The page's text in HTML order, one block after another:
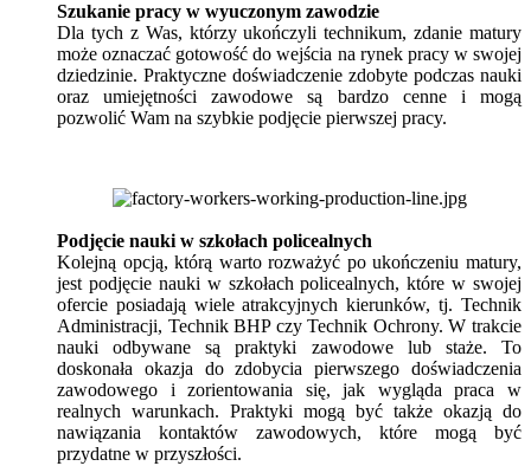
Szukanie pracy w wyuczonym zawodzie
Dla tych z Was, którzy ukończyli technikum, zdanie matury
może oznaczać gotowość do wejścia na rynek pracy w swojej
dziedzinie. Praktyczne doświadczenie zdobyte podczas nauki
oraz umiejętności zawodowe są bardzo cenne i mogą
pozwolić Wam na szybkie podjęcie pierwszej pracy.
Podjęcie nauki w szkołach policealnych
Kolejną opcją, którą warto rozważyć po ukończeniu matury,
jest podjęcie nauki w szkołach policealnych, które w swojej
ofercie posiadają wiele atrakcyjnych kierunków, tj. Technik
Administracji, Technik BHP czy Technik Ochrony. W trakcie
nauki odbywane są praktyki zawodowe lub staże. To
doskonała okazja do zdobycia pierwszego doświadczenia
zawodowego i zorientowania się, jak wygląda praca w
realnych warunkach. Praktyki mogą być także okazją do
nawiązania kontaktów zawodowych, które mogą być
przydatne w przyszłości.